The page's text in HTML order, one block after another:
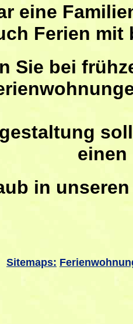
eine
Ferien mit
Sie bei
einen
in
Sitemaps: